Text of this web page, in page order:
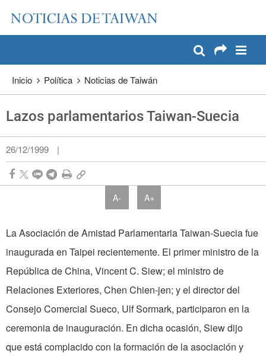
Pase a contenido principal
Inicio Política Noticias de Taiwán
Lazos parlamentarios Taiwan-Suecia
26/12/1999 |
A- A+
La Asociación de Amistad Parlamentaria Taiwan-Suecia fue
inaugurada en Taipei recientemente. El primer ministro de la
República de China, Vincent C. Siew; el ministro de
Relaciones Exteriores, Chen Chien-jen; y el director del
Consejo Comercial Sueco, Ulf Sormark, participaron en la
ceremonia de inauguración. En dicha ocasión, Siew dijo
que está complacido con la formación de la asociación y